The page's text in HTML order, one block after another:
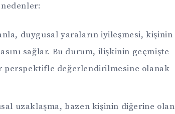
duygusal yaraların iyileşmesi, kişinin
sağlar. Bu durum, ilişkinin geçmişte
perspektifle değerlendirilmesine olanak
uzaklaşma, bazen kişinin diğerine olan